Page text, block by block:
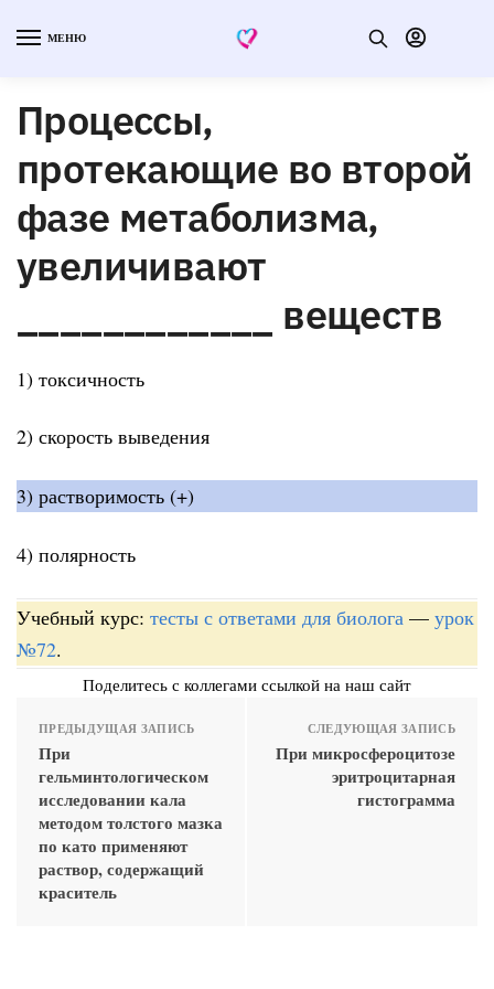
МЕНЮ
Процессы,
протекающие во второй
фазе метаболизма,
увеличивают
____________ веществ
1) токсичность
2) скорость выведения
3) растворимость (+)
4) полярность
Учебный курс: тесты с ответами для биолога — урок
№72.
Поделитесь с коллегами ссылкой на наш сайт
ПРЕДЫДУЩАЯ ЗАПИСЬ
При
гельминтологическом
исследовании кала
методом толстого мазка
по като применяют
раствор, содержащий
краситель
СЛЕДУЮЩАЯ ЗАПИСЬ
При микросфероцитозе
эритроцитарная
гистограмма